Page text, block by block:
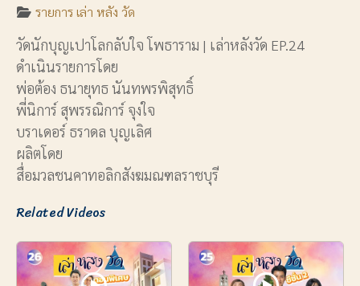
รายการ เล่า หลัง วัด
วัดนักบุญเปาโลกลับใจ โพธาราม | เล่าหลังวัด EP.24
ดำเนินรายการโดย
พ่อต้อง ธนายุทธ นันทพรพิสุทธิ์
พี่นิการ์ สุพรรณิการ์ จุงใจ
บราเดอร์ ธราดล บุญเลิศ
ผลิตโดย
สื่อมวลชนคาทอลิกสังฆมณฑลราชบุรี
Related Videos